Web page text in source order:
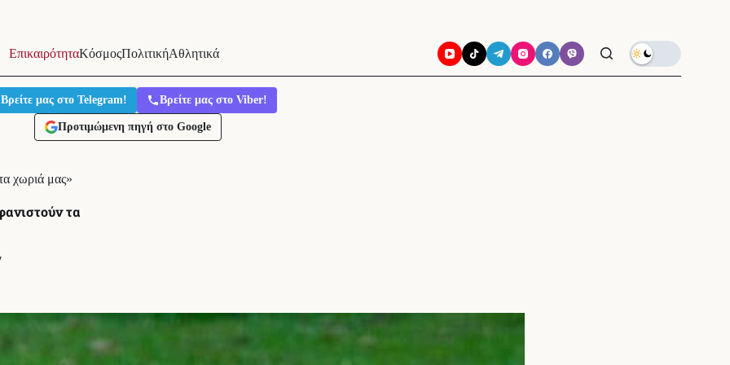
ΕπικαιρότηταΚόσμοςΠολιτικήΑθλητικά
Βρείτε μας στο Telegram! Βρείτε μας στο Viber!
Προτιμώμενη πηγή στο Google
χωριά μας»
τα